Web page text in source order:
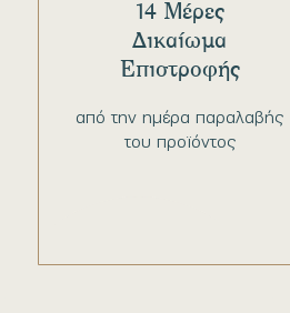
από την ημέρα παραλαβής
του προϊόντος
14 Μέρες
Δικαίωμα
Επιστροφής